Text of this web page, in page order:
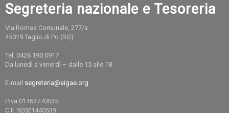
Segreteria nazionale e Tesoreria
Via Romea Comunale, 277/a
45019 Taglio di Po (RO)
Tel. 0426 190 0917
Da lunedì a venerdì – dalle 15 alle 18
E-mail segreteria@aigae.org
P.iva.01463770535
C.F. 92021440539